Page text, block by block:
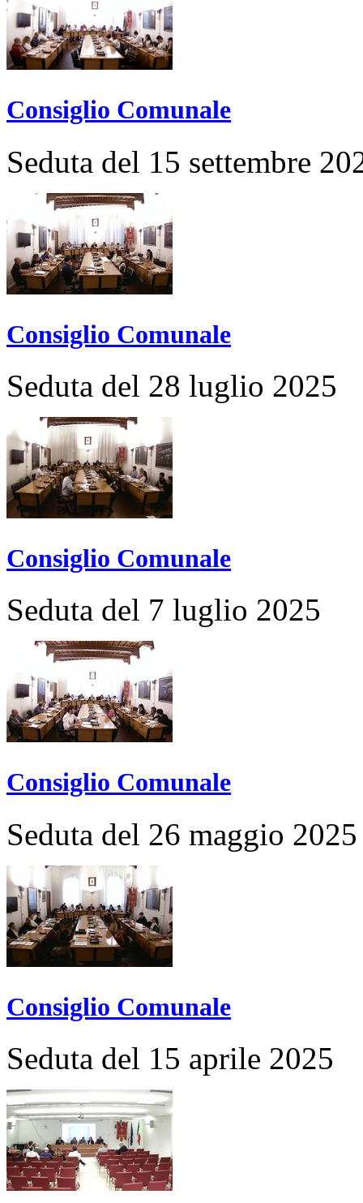
Consiglio Comunale
Seduta del 15 settembre
Consiglio Comunale
Seduta del 28 luglio 2025
Consiglio Comunale
Seduta del 7 luglio 2025
Consiglio Comunale
Seduta del 26 maggio 2025
Consiglio Comunale
Seduta del 15 aprile 2025